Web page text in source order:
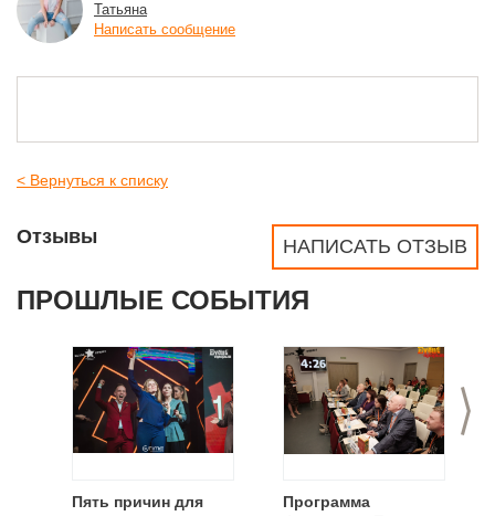
Татьяна
Написать сообщение
< Вернуться к списку
НАПИСАТЬ ОТЗЫВ
Отзывы
ПРОШЛЫЕ СОБЫТИЯ
>
Пять причин для
Программа